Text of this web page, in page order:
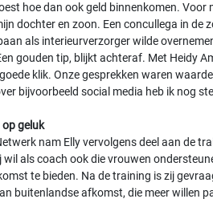
hoe dan ook geld binnenkomen. Voor
dochter en zoon. Een concullega in de
als interieurverzorger wilde
gouden tip, blijkt achteraf. Met Heidy
klik. Onze gesprekken waren
bijvoorbeeld social media heb ik nog
op geluk
nam Elly vervolgens deel aan de
wil als coach ook die vrouwen
te bieden. Na de training is zij
buitenlandse afkomst, die meer willen